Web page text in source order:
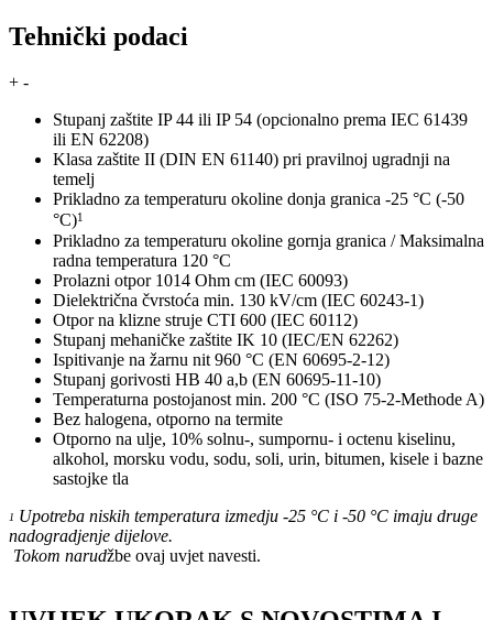
Tehnički podaci
+ -
Stupanj zaštite IP 44 ili IP 54 (opcionalno prema IEC 61439
ili EN 62208)
Klasa zaštite II (DIN EN 61140) pri pravilnoj ugradnji na
temelj
Prikladno za temperaturu okoline donja granica -25 °C (-50
°C)1
Prikladno za temperaturu okoline gornja granica / Maksimalna
radna temperatura 120 °C
Prolazni otpor 1014 Ohm cm (IEC 60093)
Dielektrična čvrstoća min. 130 kV/cm (IEC 60243-1)
Otpor na klizne struje CTI 600 (IEC 60112)
Stupanj mehaničke zaštite IK 10 (IEC/EN 62262)
Ispitivanje na žarnu nit 960 °C (EN 60695-2-12)
Stupanj gorivosti HB 40 a,b (EN 60695-11-10)
Temperaturna postojanost min. 200 °C (ISO 75-2-Methode A)
Bez halogena, otporno na termite
Otporno na ulje, 10% solnu-, sumpornu- i octenu kiselinu,
alkohol, morsku vodu, sodu, soli, urin, bitumen, kisele i bazne
sastojke tla
1 Upotreba niskih temperatura izmedju -25 °C i -50 °C imaju druge
nadogradjenje dijelove.
Tokom narudžbe ovaj uvjet navesti.